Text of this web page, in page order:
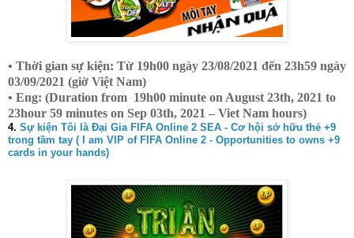
• Thời gian sự kiện: Từ 19h00 ngày 23/08/2021 đến 23h59 ngày
03/09/2021 (giờ Việt Nam)
• Eng: (Duration from 19h00 minute on August 23th, 2021 to
23hour 59 minutes on Sep 03th, 2021 – Viet Nam hours)
4. Sự kiện Tôi là Đại Gia FIFA Online 2 SEA - Cơ hội sở hữu thẻ +9
trong tầm tay ( I am VIP of FIFA Online 2 - Opportunities to owns +9
cards in your hands)